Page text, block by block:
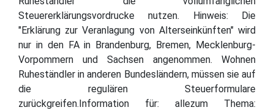
Steuererklärungsvordrucke nutzen. Hinweis: Die
"Erklärung zur Veranlagung von Alterseinkünften" wird
nur in den FA in Brandenburg, Bremen, Mecklenburg-
Vorpommern und Sachsen angenommen. Wohnen
Ruheständler in anderen Bundesländern, müssen sie auf
die regulären Steuerformulare
zurückgreifen.Information für: allezum Thema: